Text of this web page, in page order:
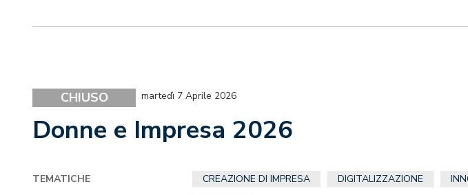
CHIUSO martedì 7 Aprile 2026
Donne e Impresa 2026
TEMATICHE CREAZIONE DI IMPRESA DIGITALIZZAZIONE